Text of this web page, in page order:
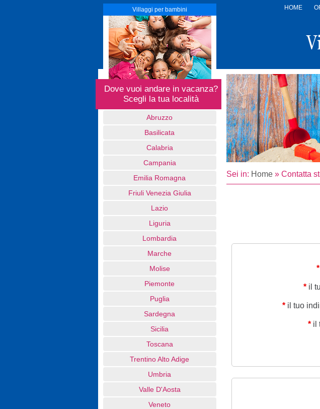
HOME
Villaggi per bambini
Dove vuoi andare in vacanza?
Scegli la tua località
Abruzzo
Basilicata
Calabria
Campania
Emilia Romagna
Friuli Venezia Giulia
Lazio
Liguria
Lombardia
Marche
Molise
Piemonte
Puglia
Sardegna
Sicilia
Toscana
Trentino Alto Adige
Umbria
Valle D'Aosta
Veneto
Sei in: Home» Contatta
*
* il
* il tuo
* il